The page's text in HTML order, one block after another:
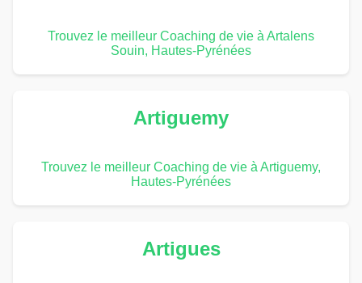
Trouvez le meilleur Coaching de vie à Artalens
Souin, Hautes-Pyrénées
Artiguemy
Trouvez le meilleur Coaching de vie à Artiguemy,
Hautes-Pyrénées
Artigues